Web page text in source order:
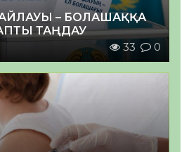
– БОЛАШАҚҚА
ТАҢДАУ
33 0